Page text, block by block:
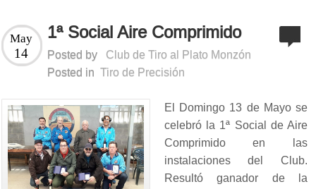
1ª Social Aire Comprimido
May
14 Posted by
Club de Tiro al Plato Monzón
Posted in Tiro de Precisión
El Domingo 13 de Mayo se
celebró la 1ª Social de Aire
Comprimido en las
instalaciones del Club.
Resultó ganador de la